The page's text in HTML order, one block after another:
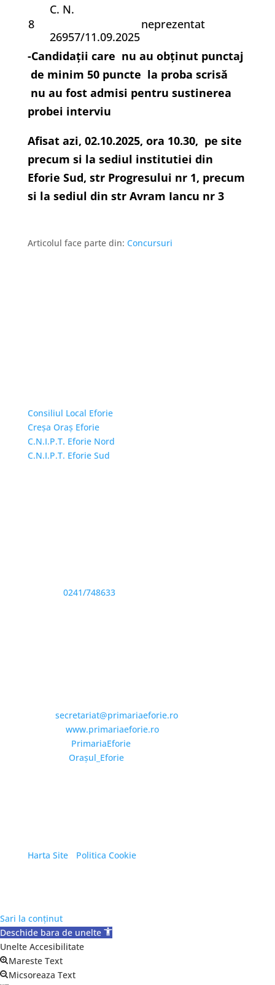
8
C. N.
26957/11.09.2025
neprezentat
-Candidații care nu au obținut punctaj
de minim 50 puncte la proba scrisă
nu au fost admisi pentru sustinerea
probei interviu
Afisat azi, 02.10.2025, ora 10.30, pe site
precum si la sediul institutiei din
Eforie Sud, str Progresului nr 1, precum
si la sediul din str Avram Iancu nr 3
Articolul face parte din: Concursuri
Consiliul Local Eforie
Creșa Oraș Eforie
C.N.I.P.T. Eforie Nord
C.N.I.P.T. Eforie Sud
0241/748633
secretariat@primariaeforie.ro
www.primariaeforie.ro
PrimariaEforie
Oraşul_Eforie
Harta Site/ Politica Cookie
Sari la conținut
Deschide bara de unelte
Unelte Accesibilitate
Mareste Text
Micsoreaza Text